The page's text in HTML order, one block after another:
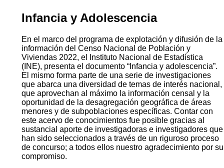
Infancia y Adolescencia
En el marco del programa de explotación y difusión de la
información del Censo Nacional de Población y
Viviendas 2022, el Instituto Nacional de Estadística
(INE), presenta el documento “Infancia y adolescencia”.
El mismo forma parte de una serie de investigaciones
que abarca una diversidad de temas de interés nacional,
que aprovechan al máximo la información censal y la
oportunidad de la desagregación geográfica de áreas
menores y de subpoblaciones específicas. Contar con
este acervo de conocimientos fue posible gracias al
sustancial aporte de investigadoras e investigadores que
han sido seleccionados a través de un riguroso proceso
de concurso; a todos ellos nuestro agradecimiento por su
compromiso.